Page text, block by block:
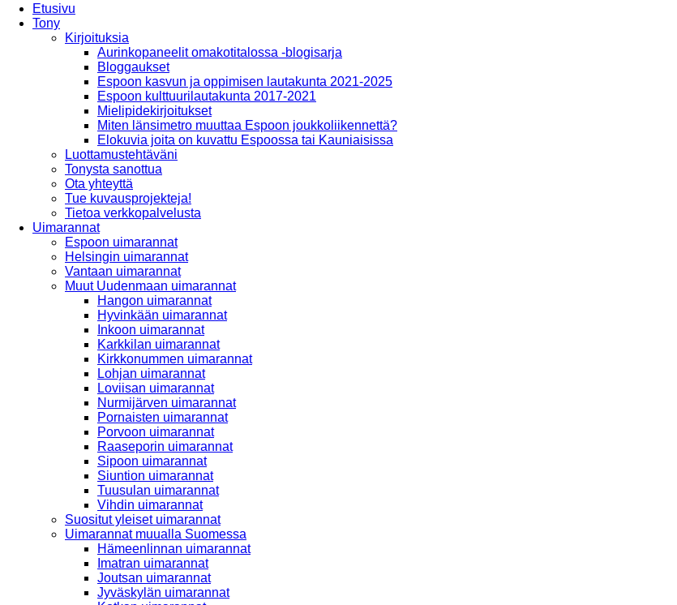
Etusivu
Tony
Kirjoituksia
Aurinkopaneelit omakotitalossa -blogisarja
Bloggaukset
Espoon kasvun ja oppimisen lautakunta 2021-2025
Espoon kulttuurilautakunta 2017-2021
Mielipidekirjoitukset
Miten länsimetro muuttaa Espoon joukkoliikennettä?
Elokuvia joita on kuvattu Espoossa tai Kauniaisissa
Luottamustehtäväni
Tonysta sanottua
Ota yhteyttä
Tue kuvausprojekteja!
Tietoa verkkopalvelusta
Uimarannat
Espoon uimarannat
Helsingin uimarannat
Vantaan uimarannat
Muut Uudenmaan uimarannat
Hangon uimarannat
Hyvinkään uimarannat
Inkoon uimarannat
Karkkilan uimarannat
Kirkkonummen uimarannat
Lohjan uimarannat
Loviisan uimarannat
Nurmijärven uimarannat
Pornaisten uimarannat
Porvoon uimarannat
Raaseporin uimarannat
Sipoon uimarannat
Siuntion uimarannat
Tuusulan uimarannat
Vihdin uimarannat
Suositut yleiset uimarannat
Uimarannat muualla Suomessa
Hämeenlinnan uimarannat
Imatran uimarannat
Joutsan uimarannat
Jyväskylän uimarannat